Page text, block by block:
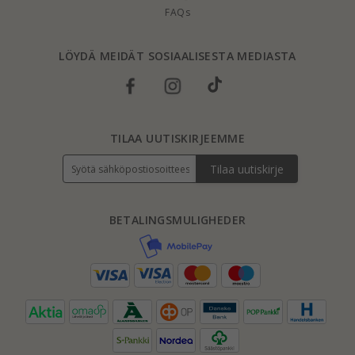
FAQs
LÖYDÄ MEIDÄT SOSIAALISESTA MEDIASTA
BETALINGSMULIGHEDER
TILAA UUTISKIRJEEMME
Tilaa uutiskirje